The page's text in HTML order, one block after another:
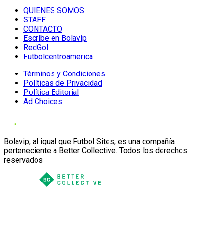
QUIENES SOMOS
STAFF
CONTACTO
Escribe en Bolavip
RedGol
Futbolcentroamerica
Términos y Condiciones
Políticas de Privacidad
Política Editorial
Ad Choices
Bolavip, al igual que Futbol Sites, es una compañía
perteneciente a Better Collective. Todos los derechos
reservados